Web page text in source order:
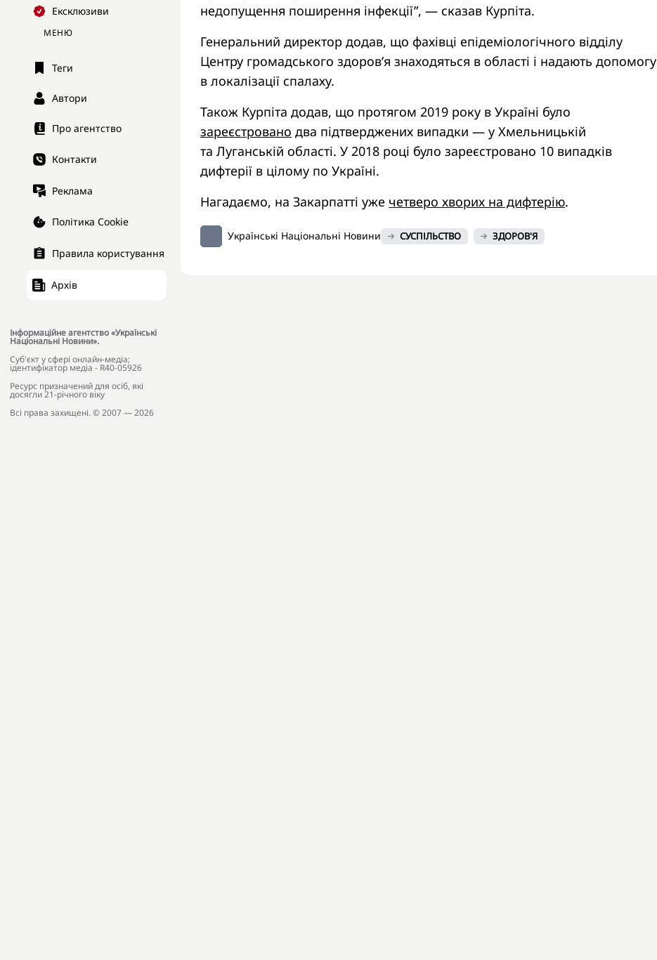
Ексклюзиви
МЕНЮ
Теги
Автори
Про агентство
Контакти
Реклама
Політика Cookie
Правила користування
Архів
Інформаційне агентство «Українські
Національні Новини».
Cуб'єкт у сфері онлайн-медіа;
ідентифікатор медіа - R40-05926
Ресурс призначений для осіб, які
досягли 21-річного віку
Всі права захищені. © 2007 — 2026
недопущення поширення інфекції”, — сказав Курпіта.
Генеральний директор додав, що фахівці епідеміологічного відділу
Центру громадського здоров’я знаходяться в області і надають допомогу
в локалізації спалаху.
Також Курпіта додав, що протягом 2019 року в Україні було
зареєстровано два підтверджених випадки — у Хмельницькій
та Луганській області. У 2018 році було зареєстровано 10 випадків
дифтерії в цілому по Україні.
Нагадаємо, на Закарпатті уже четверо хворих на дифтерію.
Українські Національні Новини СУСПІЛЬСТВО ЗДОРОВ'Я